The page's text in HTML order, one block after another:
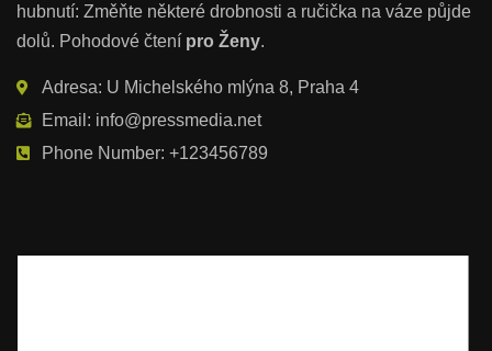
hubnutí: Změňte některé drobnosti a ručička na váze půjde
dolů. Pohodové čtení pro Ženy.
Adresa: U Michelského mlýna 8, Praha 4
Email: info@pressmedia.net
Phone Number: +123456789